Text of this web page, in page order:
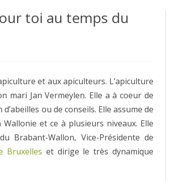
toi au temps du
et aux apiculteurs. L’apiculture
mari Jan Vermeylen. Elle a à coeur de
ou de conseils. Elle assume de
et ce à plusieurs niveaux. Elle
Brabant-Wallon, Vice-Présidente de
Bruxelles et dirige le très dynamique